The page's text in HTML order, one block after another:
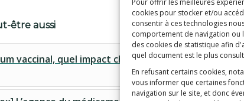
Pour offrir les meilleures
cookies pour stocker et/ou
consentir à ces technologies
comportement de navigation ou
des cookies de statistique afin
quel document est le plus
En refusant certains cookies,
vous informer que certaines
navigation sur le site, et donc
être aussi
vaccinal, quel impact chez l’enfant